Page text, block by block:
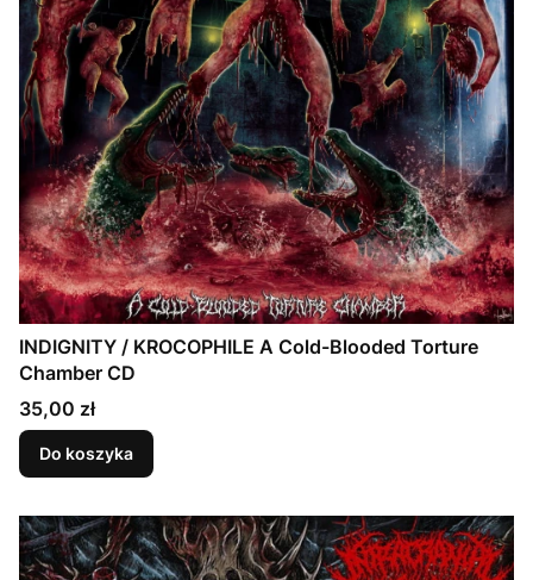
INDIGNITY / KROCOPHILE A Cold-Blooded Torture
Chamber CD
Cena
35,00 zł
Do koszyka